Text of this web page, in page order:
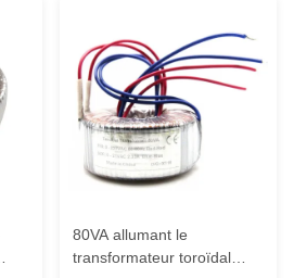
80VA allumant le
transformateur toroïdal